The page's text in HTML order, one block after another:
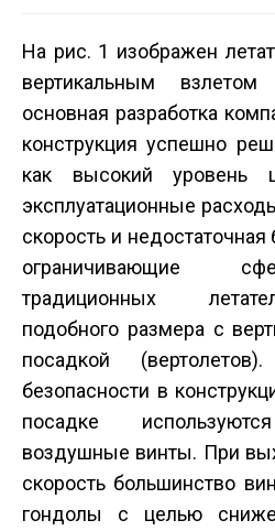
На рис. 1 изображен
вертикальным
основная разработка
конструкция успешно
как высокий уровень
эксплуатационные
скорость и недостаточная
ограничивающие
традиционных
подобного размера с
посадкой
безопасности в
посадке
воздушные винты. При
скорость большинство
гондолы с целью